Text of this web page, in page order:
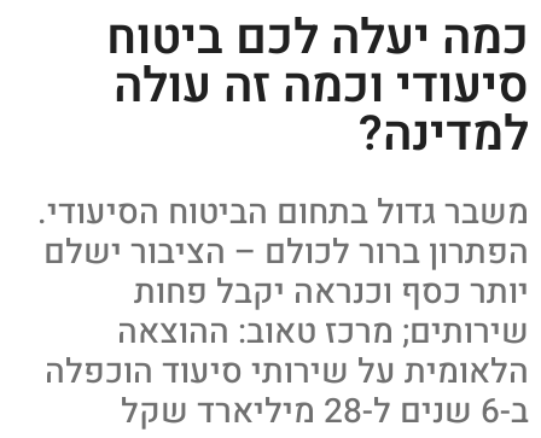
כמה יעלה לכם ביטוח
סיעודי וכמה זה עולה
למדינה?
משבר גדול בתחום הביטוח הסיעודי.
הפתרון ברור לכולם – הציבור ישלם
יותר כסף וכנראה יקבל פחות
שירותים; מרכז טאוב: ההוצאה
הלאומית על שירותי סיעוד הוכפלה
ב-6 שנים ל-28 מיליארד שקל